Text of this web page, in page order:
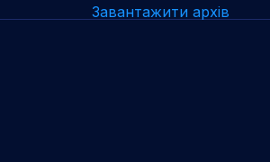
Завантажити архів